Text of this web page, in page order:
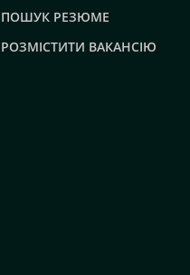
ПОШУК РЕЗЮМЕ
РОЗМІСТИТИ ВАКАНСІЮ